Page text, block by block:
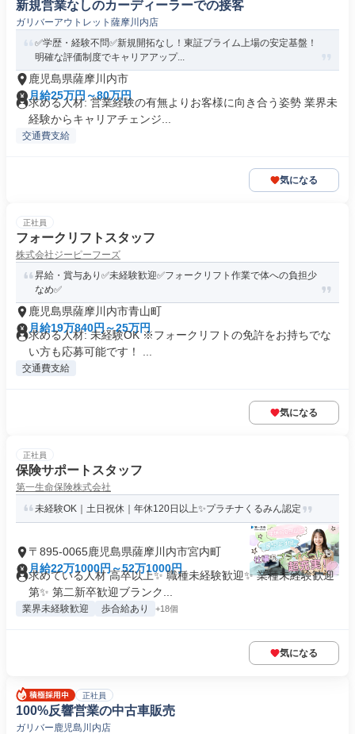
新規営業なしのカーディーラーでの接客
ガリバーアウトレット薩摩川内店
✅学歴・経験不問✅新規開拓なし！東証プライム上場の安定基盤！
明確な評価制度でキャリアアップ...
鹿児島県薩摩川内市
月給25万円～80万円
求める人材: 営業経験の有無よりお客様に向き合う姿勢 業界未
経験からキャリアチェンジ...
交通費支給
気になる
正社員
フォークリフトスタッフ
株式会社ジーピーフーズ
昇給・賞与あり✅未経験歓迎✅フォークリフト作業で体への負担少
なめ✅
鹿児島県薩摩川内市青山町
月給19万840円～25万円
求める人材: 未経験OK ※フォークリフトの免許をお持ちでな
い方も応募可能です！ ...
交通費支給
気になる
正社員
保険サポートスタッフ
第一生命保険株式会社
未経験OK｜土日祝休｜年休120日以上✨プラチナくるみん認定
〒895-0065鹿児島県薩摩川内市宮内町
月給22万1000円～52万1000円
求めている人材 高卒以上✨ 職種未経験歓迎✨ 業種未経験歓迎
第✨ 第二新卒歓迎ブランク...
業界未経験歓迎 歩合給あり +18個
気になる
正社員
100%反響営業の中古車販売
ガリバー鹿児島川内店